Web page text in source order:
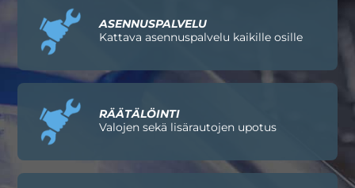
ASENNUSPALVELU
Kattava asennuspalvelu kaikille osille
RÄÄTÄLÖINTI
Valojen sekä lisärautojen upotus